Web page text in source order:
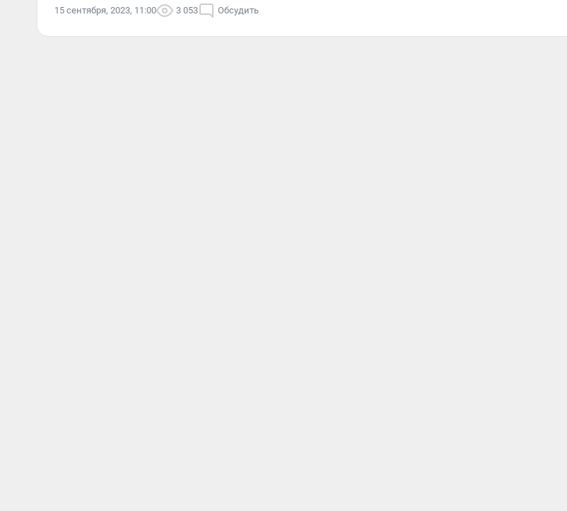
15 сентября, 2023, 11:00 3 053 Обсудить